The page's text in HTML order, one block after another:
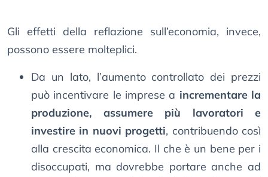
Gli effetti della reflazione sull’economia, invece,
possono essere molteplici.
Da un lato, l’aumento controllato dei prezzi
può incentivare le imprese a incrementare la
produzione, assumere più lavoratori e
investire in nuovi progetti, contribuendo così
alla crescita economica. Il che è un bene per i
disoccupati, ma dovrebbe portare anche ad